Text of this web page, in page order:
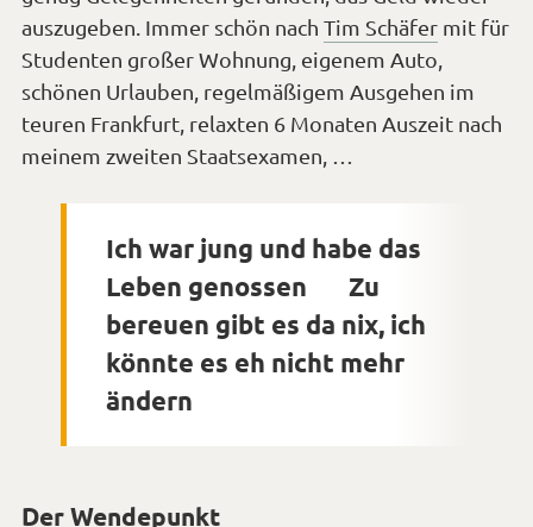
auszugeben. Immer schön nachTim Schäfer mit für
Studenten großer Wohnung, eigenem Auto,
schönen Urlauben, regelmäßigem Ausgehen im
teuren Frankfurt, relaxten 6 Monaten Auszeit nach
meinem zweiten Staatsexamen, …
Ich war jung und habe das
Leben genossen
*Smiley
cool*
Zu
bereuen gibt es da nix, ich
könnte es eh nicht mehr
ändern
Der Wendepunkt